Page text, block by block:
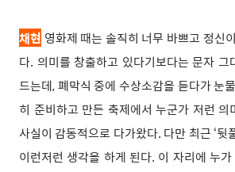
채현 영화제 때는 솔직히 너무 바쁘고 정신
다. 의미를 창출하고 있다기보다는 문자 그
드는데, 폐막식 중에 수상소감을 듣다가 눈
히 준비하고 만든 축제에서 누군가 저런 의
사실이 감동적으로 다가왔다. 다만 최근 ‘뒷
이런저런 생각을 하게 된다. 이 자리에 누